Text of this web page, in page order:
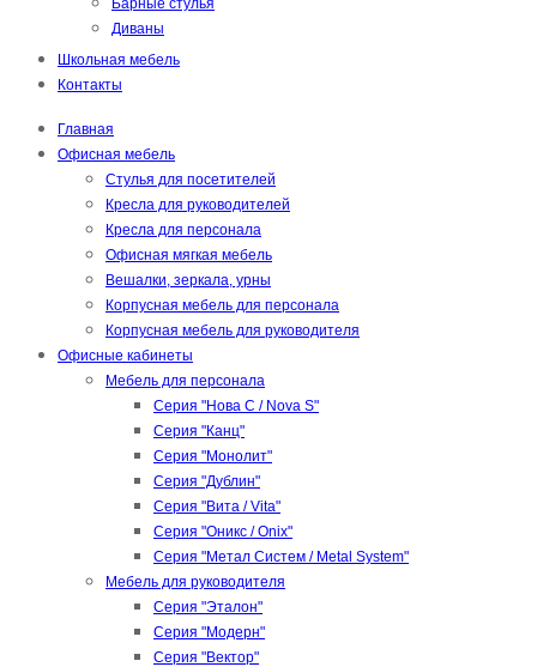
Барные стулья
Диваны
Школьная мебель
Контакты
Главная
Офисная мебель
Стулья для посетителей
Кресла для руководителей
Кресла для персонала
Офисная мягкая мебель
Вешалки, зеркала, урны
Корпусная мебель для персонала
Корпусная мебель для руководителя
Офисные кабинеты
Мебель для персонала
Серия "Нова С / Nova S"
Серия "Канц"
Серия "Монолит"
Серия "Дублин"
Серия "Вита / Vita"
Серия "Оникс / Onix"
Серия "Метал Систем / Metal System"
Мебель для руководителя
Серия "Эталон"
Серия "Модерн"
Серия "Вектор"